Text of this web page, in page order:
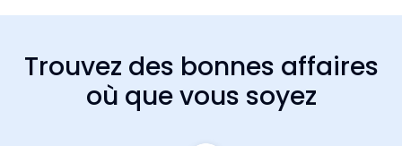
Trouvez des bonnes affaires
où que vous soyez